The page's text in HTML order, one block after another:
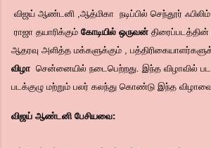
விஜய் ஆண்டனி ,ஆத்மிகா நடிப்பில் செந்தூர்
ராஜா தயாரிக்கும் கோடியில் ஒருவன் திரைப்படத்தின்
ஆதரவு அளித்த மக்களுக்கும் ,
விழா சென்னையில் நடைபெற்றது. இந்த விழாவில்
படக்குழு மற்றும் பலர் கலந்து கொண்டு இந்த விழாவை
விஜய் ஆண்டனி பேசியவை: